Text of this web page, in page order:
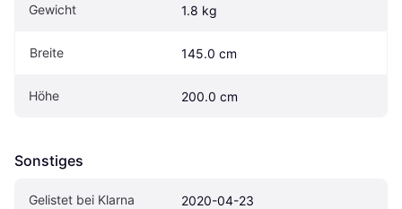
Gewicht 1.8 kg
Breite 145.0 cm
Höhe 200.0 cm
Sonstiges
Gelistet bei Klarna 2020-04-23